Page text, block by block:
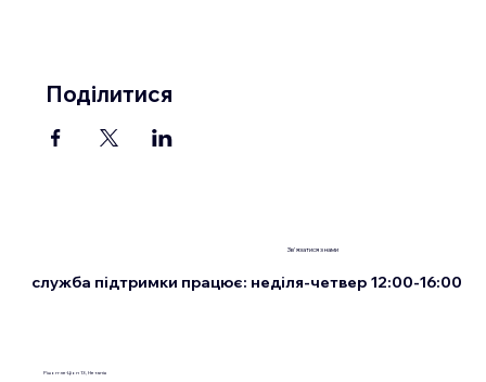
Поділитися
Рішон-ле-Ціон 13, Нетанія
Зв'язатися з нами
служба підтримки працює: неділя-четвер 12:00-16:00